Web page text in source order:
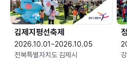
김제지평선축제
2026.10.01~2026.10.05
전북특별자치도 김제시